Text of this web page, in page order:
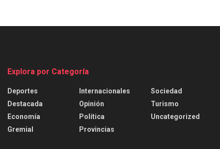
Explora por Categoría
Deportes
Destacada
Economía
Gremial
Internacionales
Opinión
Política
Provincias
Sociedad
Turismo
Uncategorized